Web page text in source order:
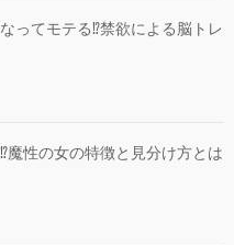
ってモテる⁉︎禁欲による脳トレ
魔性の女の特徴と見分け方とは